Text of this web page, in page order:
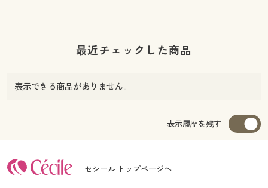
最近チェックした商品
表示できる商品がありません。
表示履歴を残す
セシール トップページへ